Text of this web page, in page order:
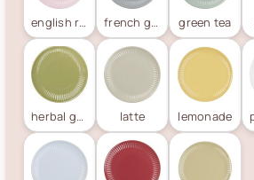
green tea
latte lemonade